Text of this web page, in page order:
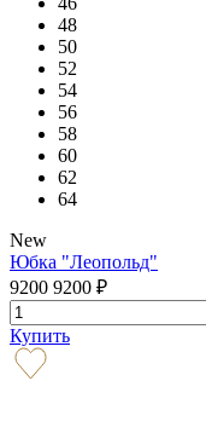
48
50
52
54
56
58
60
62
64
New
Юбка "Леопольд"
9200 9200 ₽
Купить